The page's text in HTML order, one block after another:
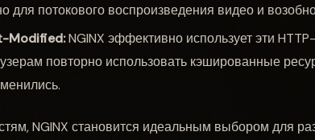
для потокового воспроизведения видео и
Modified:NGINX эффективно использует эти
повторно использовать кэшированные
NGINX становится идеальным выбором для